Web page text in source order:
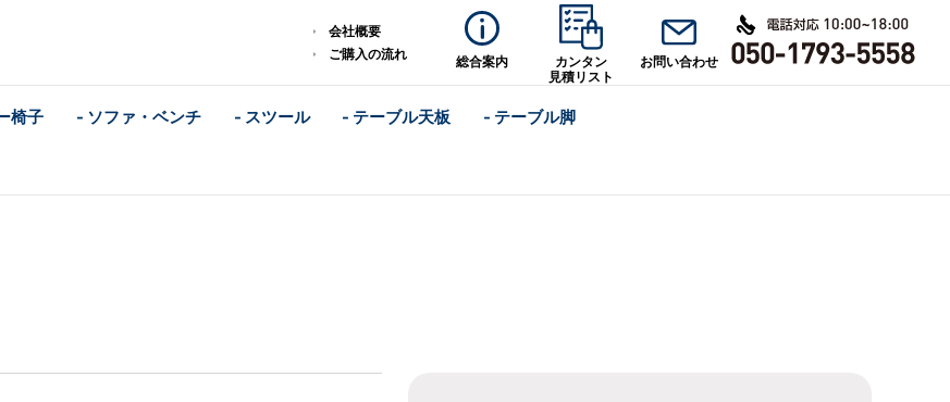
会社概要
ご購入の流れ
総合案内
カンタン
見積リスト
お問い合わせ
椅子 - ソファ・ベンチ - スツール - テーブル天板 - テーブル脚